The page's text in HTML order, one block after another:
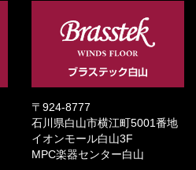
〒924-8777
石川県白山市横江町5001番地
イオンモール白山3F
MPC楽器センター白山